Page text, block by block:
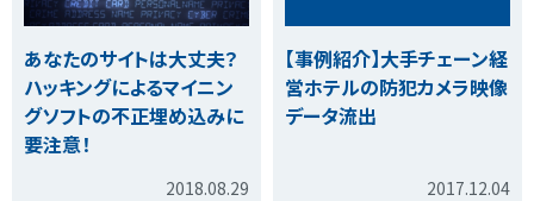
あなたのサイトは大丈夫？
ハッキングによるマイニン
グソフトの不正埋め込みに
要注意！
2018.08.29
【事例紹介】大手チェーン経
営ホテルの防犯カメラ映像
データ流出
2017.12.04